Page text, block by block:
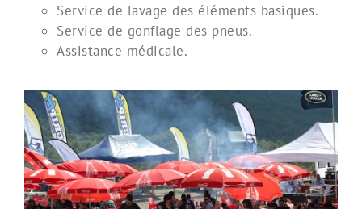
Service de lavage des éléments basiques.
Service de gonflage des pneus.
Assistance médicale.